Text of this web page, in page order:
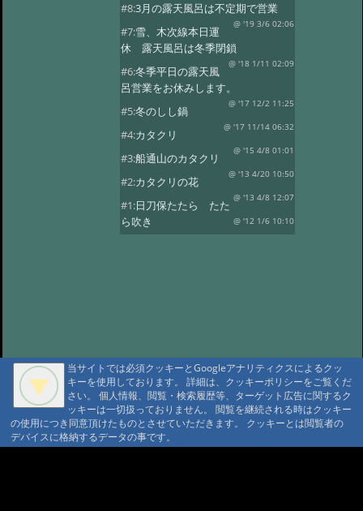
#8:3月の露天風呂は不定期で営業
@ '19 3/6 02:06
#7:雪、木次線本日運
休 露天風呂は冬季閉鎖
@ '18 1/11 02:09
#6:冬季平日の露天風
呂営業をお休みします。
@ '17 12/2 11:25
#5:冬のしし鍋
@ '17 11/14 06:32
#4:カタクリ
@ '15 4/8 01:01
#3:船通山のカタクリ
@ '13 4/20 10:50
#2:カタクリの花
@ '13 4/8 12:07
#1:日刀保たたら たた
ら吹き
@ '12 1/6 10:10
当サイトでは必須クッキーとGoogleアナリティクスによるクッ
キーを使用しております。 詳細は、クッキーポリシーをご覧くだ
さい。 個人情報、閲覧・検索履歴等、ターゲット広告に関するク
ッキーは一切扱っておりません。 閲覧を継続される時はクッキー
の使用につき同意頂けたものとさせていただきます。 クッキーとは閲覧者の
デバイスに格納するデータの事です。